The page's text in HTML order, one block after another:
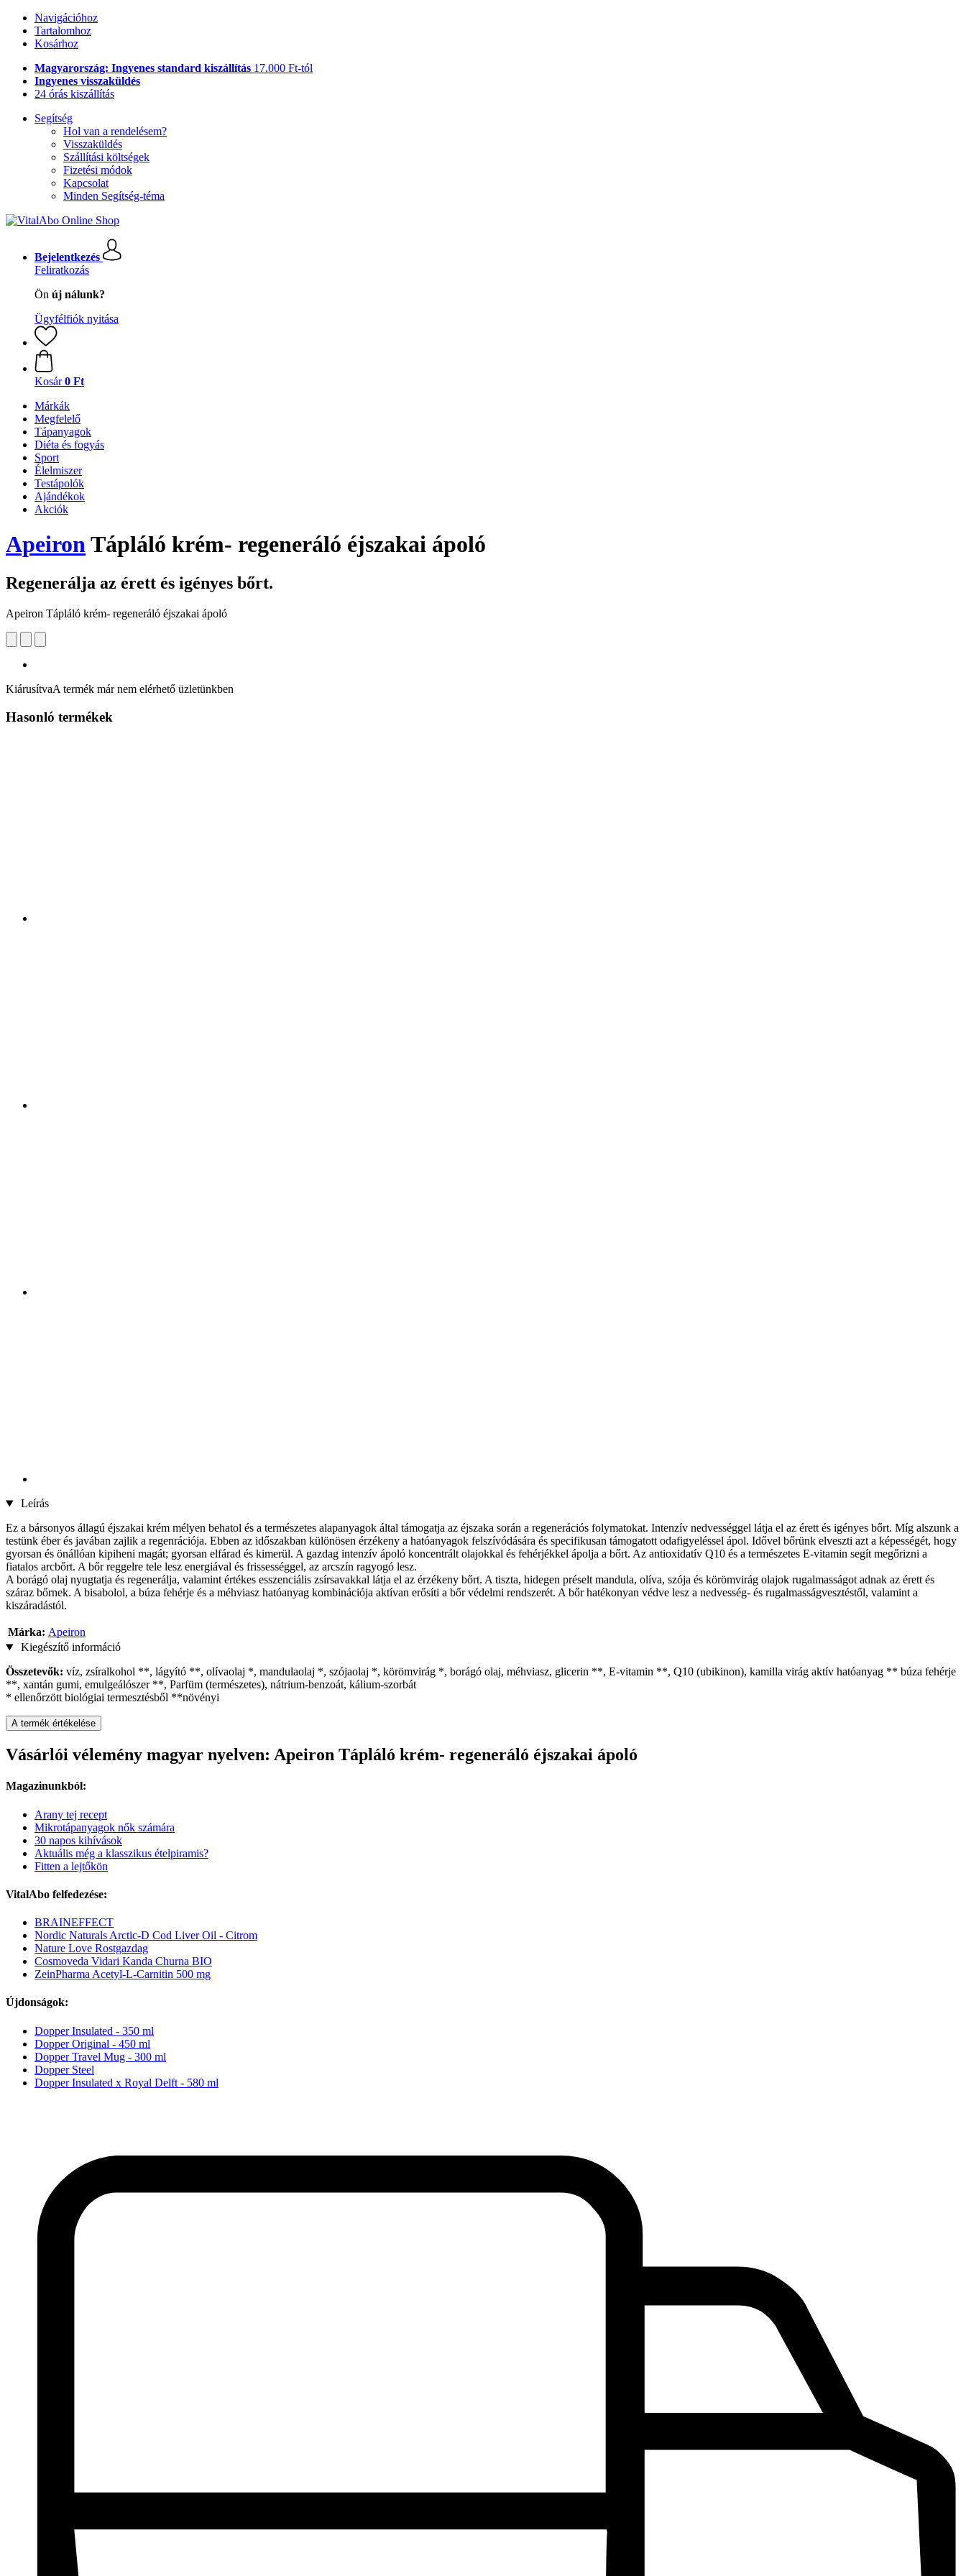
Navigációhoz
Tartalomhoz
Kosárhoz
Magyarország: Ingyenes standard kiszállítás 17.000 Ft-tól
Ingyenes visszaküldés
24 órás kiszállítás
Segítség
Hol van a rendelésem?
Visszaküldés
Szállítási költségek
Fizetési módok
Kapcsolat
Minden Segítség-téma
Bejelentkezés
Feliratkozás
Ön új nálunk?
Ügyfélfiók nyitása
Kosár 0 Ft
Márkák
Megfelelő
Tápanyagok
Diéta és fogyás
Sport
Élelmiszer
Testápolók
Ajándékok
Akciók
ApeironTápláló krém- regeneráló éjszakai ápoló
Regenerálja az érett és igényes bőrt.
Apeiron Tápláló krém- regeneráló éjszakai ápoló
KiárusítvaA termék már nem elérhető üzletünkben
Hasonló termékek
Leírás
Ez a bársonyos állagú éjszakai krém mélyen behatol és a természetes alapanyagok által támogatja az éjszaka során a regenerációs folymatokat. Intenzív nedvességgel látja el az érett és igényes bőrt. Míg alszunk a
testünk éber és javában zajlik a regenrációja. Ebben az időszakban különösen érzékeny a hatóanyagok felszívódására és specifikusan támogatott odafigyeléssel ápol. Idővel bőrünk elveszti azt a képességét, hogy
gyorsan és önállóan kipiheni magát; gyorsan elfárad és kimerül. A gazdag intenzív ápoló koncentrált olajokkal és fehérjékkel ápolja a bőrt. Az antioxidatív Q10 és a természetes E-vitamin segít megőrizni a
fiatalos arcbőrt. A bőr reggelre tele lesz energiával és frissességgel, az arcszín ragyogó lesz.
A borágó olaj nyugtatja és regenerálja, valamint értékes esszenciális zsírsavakkal látja el az érzékeny bőrt. A tiszta, hidegen préselt mandula, olíva, szója és körömvirág olajok rugalmasságot adnak az érett és
száraz bőrnek. A bisabolol, a búza fehérje és a méhviasz hatóanyag kombinációja aktívan erősíti a bőr védelmi rendszerét. A bőr hatékonyan védve lesz a nedvesség- és rugalmasságvesztéstől, valamint a
kiszáradástól.
Márka: Apeiron
Kiegészítő információ
Összetevők: víz, zsíralkohol **, lágyító **, olívaolaj *, mandulaolaj *, szójaolaj *, körömvirág *, borágó olaj, méhviasz, glicerin **, E-vitamin **, Q10 (ubikinon), kamilla virág aktív hatóanyag ** búza fehérje
**, xantán gumi, emulgeálószer **, Parfüm (természetes), nátrium-benzoát, kálium-szorbát
* ellenőrzött biológiai termesztésből **növényi
A termék értékelése
Vásárlói vélemény magyar nyelven: Apeiron Tápláló krém- regeneráló éjszakai ápoló
Magazinunkból:
Arany tej recept
Mikrotápanyagok nők számára
30 napos kihívások
Aktuális még a klasszikus ételpiramis?
Fitten a lejtőkön
VitalAbo felfedezése:
BRAINEFFECT
Nordic Naturals Arctic-D Cod Liver Oil - Citrom
Nature Love Rostgazdag
Cosmoveda Vidari Kanda Churna BIO
ZeinPharma Acetyl-L-Carnitin 500 mg
Újdonságok:
Dopper Insulated - 350 ml
Dopper Original - 450 ml
Dopper Travel Mug - 300 ml
Dopper Steel
Dopper Insulated x Royal Delft - 580 ml